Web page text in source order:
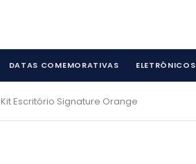
DATAS COMEMORATIVAS ELETRÔNICOS
Kit Escritório Signature Orange